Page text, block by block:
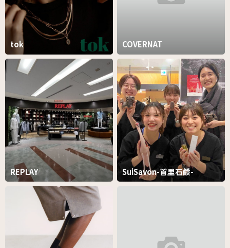
tok COVERNAT
REPLAY SuiSavon-首里石鹸-